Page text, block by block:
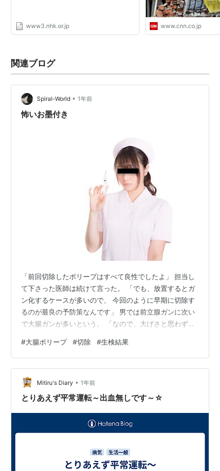
www3.nhk.or.jp www.cnn.co.jp
関連ブログ
Spiral-World • 1年前
怖いお墨付き
「前回切除したポリープはすべて良性でしたよ」 担当し
て下さった医師は続けて言った。 「でも、放置するとガ
ン化するケースが多いので、 今回のように早期に切除す
るのが最良の予防策なんです」 男では前立腺ガンに次い
で大腸ガンが多いという。 「なので、大げさと思わず、
と受けるが、 大腸カメラやポリープ切除が頻繁になるの
は、 かなりイヤだなぁ。 朝から複雑な心境で病院を出
た。
#大腸ポリープ #切除 #生検結果
Mitiru's Diary • 1年前
とりあえず平常運転～出血無しです～☆